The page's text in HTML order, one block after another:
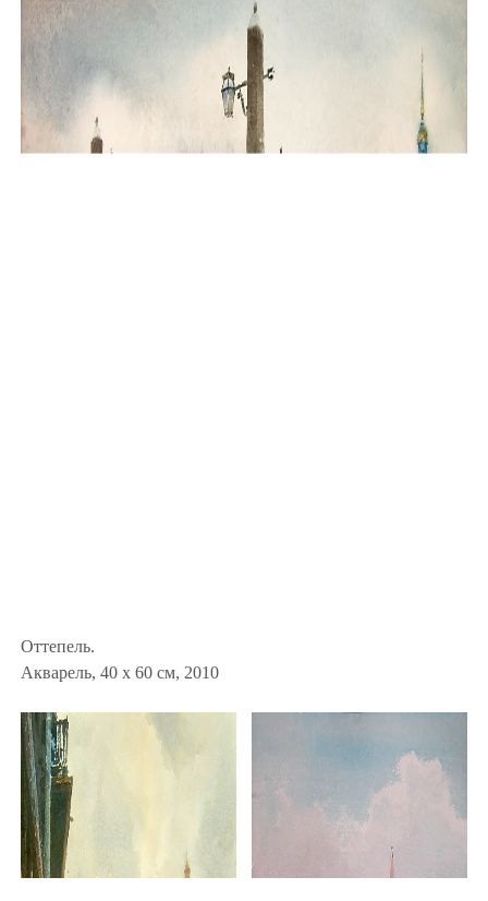
Оттепель.
Акварель, 40 x 60 см, 2010